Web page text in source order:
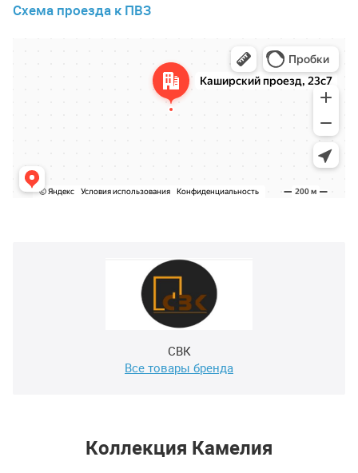
Схема проезда к ПВЗ
СВК
Все товары бренда
Коллекция Камелия